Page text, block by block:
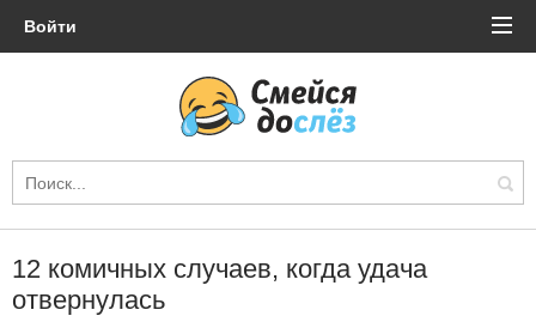
Войти
12 комичных случаев, когда удача
отвернулась